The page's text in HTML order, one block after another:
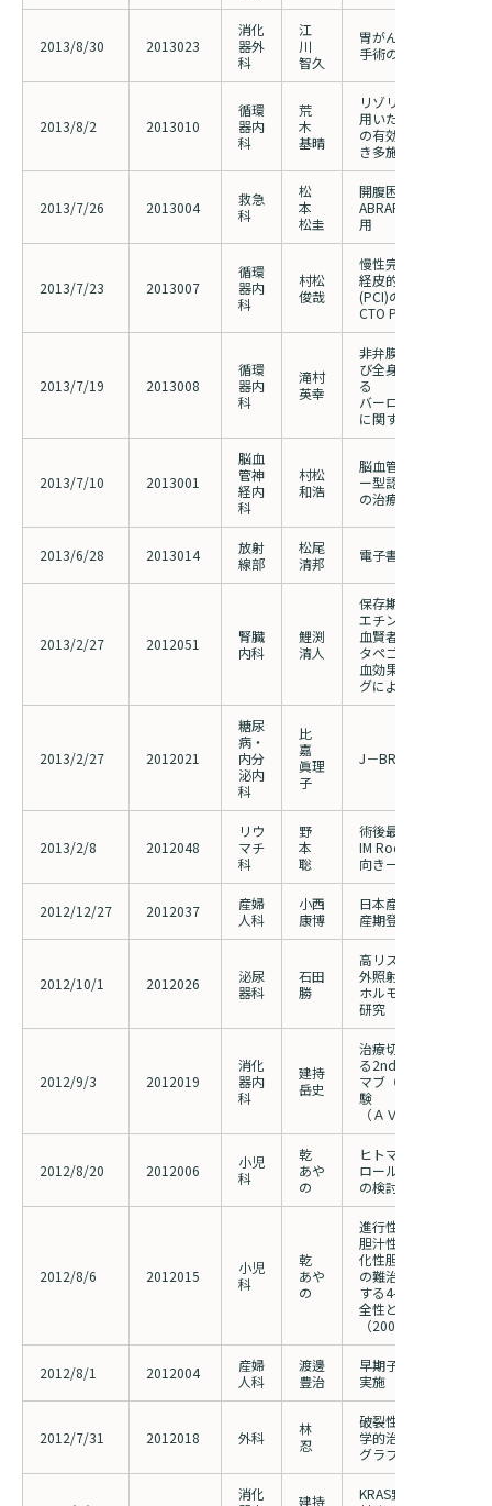
2013/8/30 2013023
消化
器外
科
江
川
智久
胃がんに対するロボ
手術の実施
2013/8/2 2013010
循環
器内
科
荒
木
基晴
リゾリュート・イン
用いた日本の実地臨
の有効性および安全
き多施設共同市販後
2013/7/26 2013004
救急
科
松
本
松圭
開腹困難な症例に対
ABRARAbdominal
用
2013/7/23 2013007
循環
器内
科
村松
俊哉
慢性完全閉塞（CTO
経皮的冠動脈インタ
(PCI)のレジストリー
CTO PCl Registry)
2013/7/19 2013008
循環
器内
科
滝村
英幸
非弁膜症心房細動患
び全身性塞栓症に対す
る
バーロキサバンの有
に関する登録観察研究
2013/7/10 2013001
脳血
管神
経内
科
村松
和浩
脳血管性障害を有す
ー型認知症に対する
の治療経過の検討
2013/6/28 2013014
放射
線部
松尾
清邦
電子書籍におけるＸ
2013/2/27 2012051
腎臓
内科
鯉渕
清人
保存期慢性腎臓病に
エチンアルファ製剤
血賢者を対象とした
タペゴル製剤への切
血効果と血清へプシ
グによる鉄代謝への
2013/2/27 2012021
糖尿
病・
内分
泌内
科
比
嘉
眞理
子
J－BRAND Registry
2013/2/8 2012048
リウ
マチ
科
野
本
聡
術後最大屈曲角度改
IM Rodの有用性に関
向き一般臨床研究
2012/12/27 2012037
産婦
人科
小西
康博
日本産婦人科学会 周
産期登録事業への参加
2012/10/1 2012026
泌尿
器科
石田
勝
高リスク前立腺癌に
外照射併用放射線療
ホルモン治療の有効
研究
2012/9/3 2012019
消化
器内
科
建持
岳史
治療切除不能進行再
る2ndline XELIRI + 高
マブ（Bi-weekly）の
（ＡＶＩＲＩＸ試験）
2012/8/20 2012006
小児
科
乾
あや
の
ヒトマクロファージ
ロール排泄に対する
の検討
2012/8/6 2012015
小児
科
乾
あや
の
進行性家族性胆汁う
胆汁性うっ滞性肝硬
化性胆管炎、アラジ
の難治性胆汁うっ滞
する4-
全性と有効性に関す
（2009016）の変更
2012/8/1 2012004
産婦
人科
渡邊
豊治
早期子宮体癌に対す
実施
2012/7/31 2012018 外科
林
忍
破裂性腹部大動脈瘤
学的治療の一環とし
グラフト内挿術の役
消化
建持
KRAS野生型の進行・